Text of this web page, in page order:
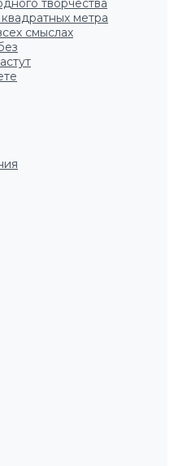
творчества
метра
смыслах